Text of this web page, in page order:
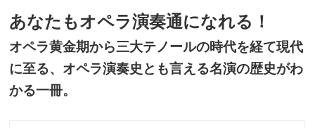
あなたもオペラ演奏通になれる！
オペラ黄金期から三大テノールの時代を経て現代
に至る、オペラ演奏史とも言える名演の歴史がわ
かる一冊。